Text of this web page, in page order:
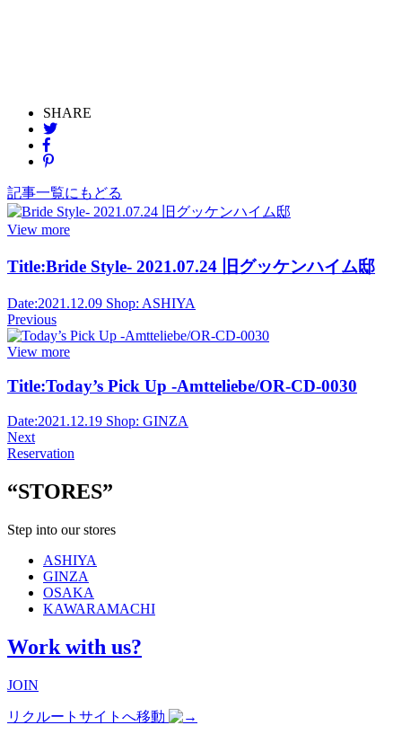
SHARE
記事一覧にもどる
View more
Title:Bride Style- 2021.07.24 旧グッケンハイム邸
Date:2021.12.09 Shop: ASHIYA
Previous
View more
Title:Today’s Pick Up -Amtteliebe/OR-CD-0030
Date:2021.12.19 Shop: GINZA
Next
Reservation
“STORES”
Step into our stores
ASHIYA
GINZA
OSAKA
KAWARAMACHI
Work with us?
JOIN
リクルートサイトへ移動